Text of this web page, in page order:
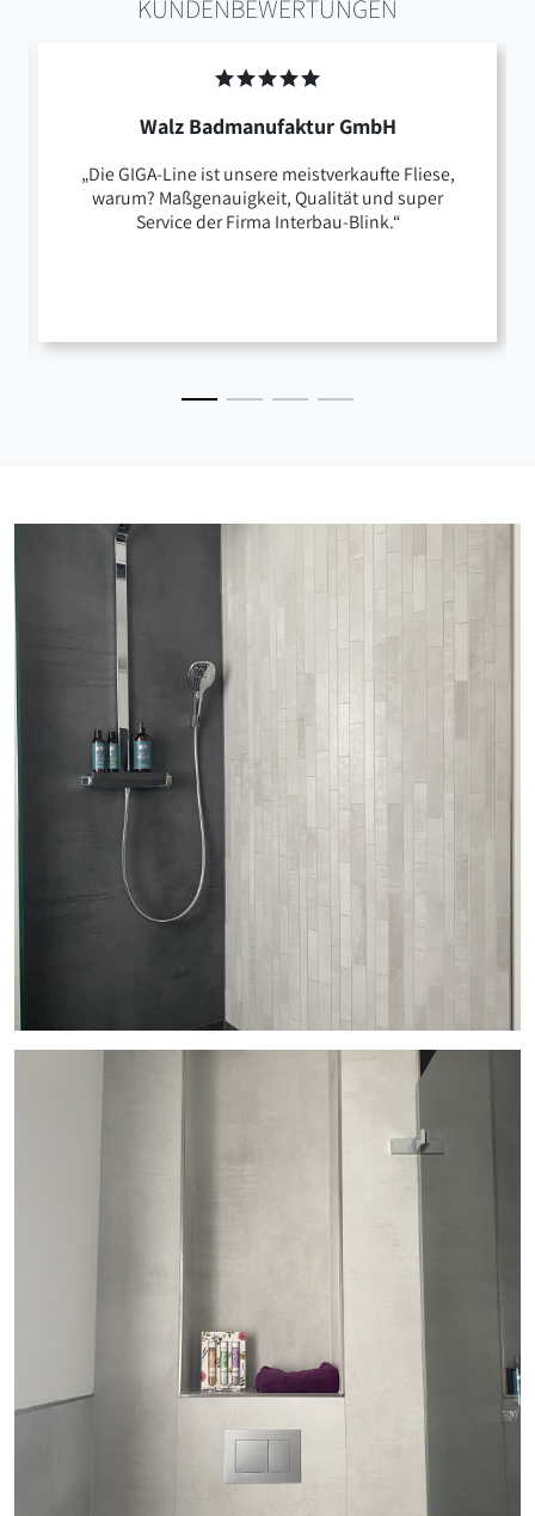
KUNDENBEWERTUNGEN
Walz Badmanufaktur GmbH
„Die GIGA-Line ist unsere meistverkaufte Fliese,
warum? Maßgenauigkeit, Qualität und super
Service der Firma Interbau-Blink.“